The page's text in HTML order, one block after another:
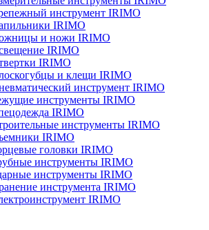
инструмент IRIMO
IRIMO
и ножи IRIMO
IRIMO
IRIMO
и клещи IRIMO
инструмент IRIMO
инструменты IRIMO
IRIMO
инструменты IRIMO
IRIMO
головки IRIMO
инструменты IRIMO
инструменты IRIMO
инструмента IRIMO
IRIMO